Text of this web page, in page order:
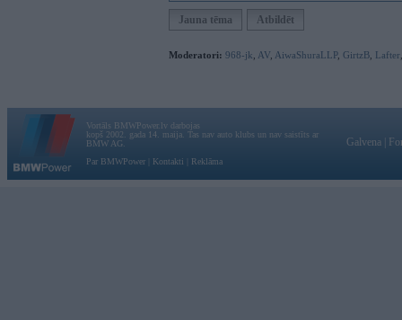
Jauna tēma Atbildēt
Moderatori: 968-jk AV AiwaShuraLLP, GirtzB Lafter
Vortāls BMWPower.lv darbojas
kopš 2002. gada 14. maija. Tas nav auto klubs un nav saistīts ar
BMW AG.
Par BMWPower
Kontakti Reklāma
Galvena